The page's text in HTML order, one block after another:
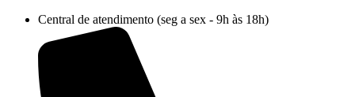
conteúdo
Central de atendimento (seg a sex - 9h às 18h)